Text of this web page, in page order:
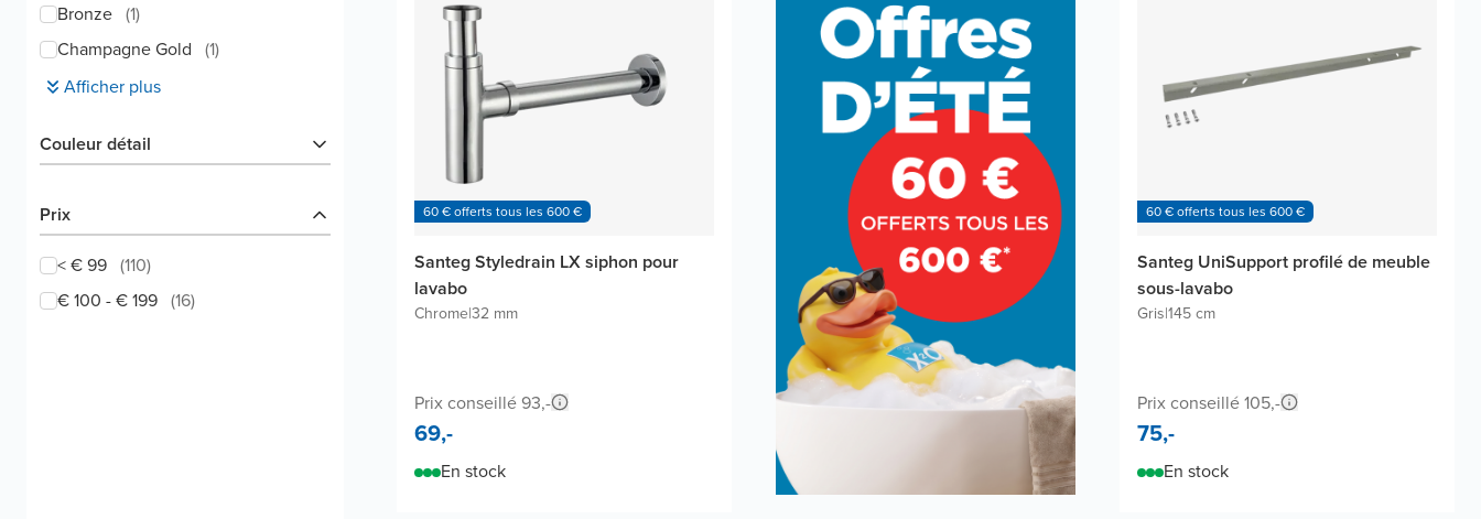
Bronze (1)
Champagne Gold (1)
Afficher plus
Couleur détail
Prix
< € 99 (110)
€ 100 - € 199 (16)
60 € offerts tous les 600 €
Santeg Styledrain LX siphon pour
lavabo
Chrome|32 mm
Prix conseillé 93,-
69,-
En stock
60 € offerts tous les 600 €
Santeg UniSupport profilé de meuble
sous-lavabo
Gris|145 cm
Prix conseillé 105,-
75,-
En stock